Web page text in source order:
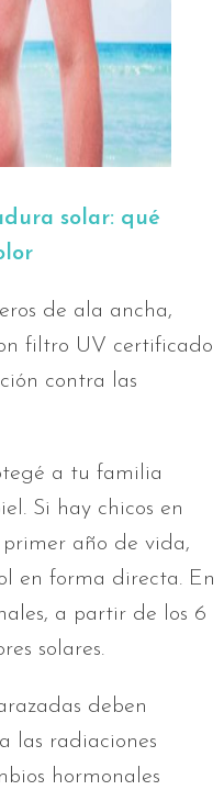
solar: qué
de ala ancha,
filtro UV certificado
contra las
a tu familia
Si hay chicos en
año de vida,
en forma directa. En
a partir de los 6
solares.
deben
las radiaciones
hormonales